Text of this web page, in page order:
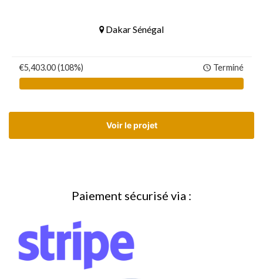
Dakar Sénégal
€5,403.00 (108%) Terminé
Voir le projet
Paiement sécurisé via :